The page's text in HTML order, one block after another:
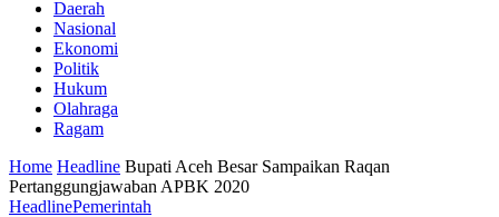
Daerah
Nasional
Ekonomi
Politik
Hukum
Olahraga
Ragam
Home Headline Bupati Aceh Besar Sampaikan Raqan
Pertanggungjawaban APBK 2020
HeadlinePemerintah